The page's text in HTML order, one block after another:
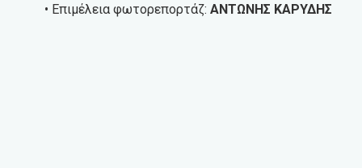
• Επιμέλεια φωτορεπορτάζ: ΑΝΤΩΝΗΣ ΚΑΡΥΔΗΣ